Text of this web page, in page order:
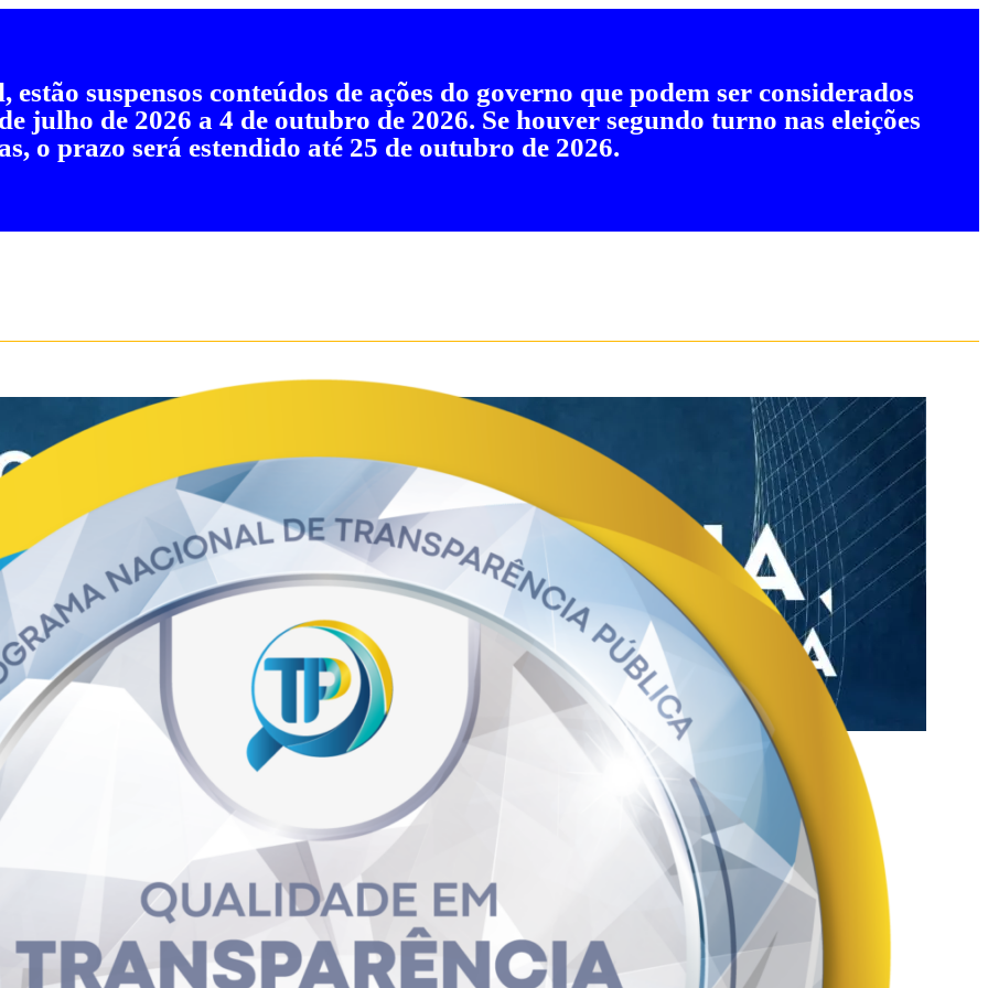
suspensos conteúdos de ações do governo que podem ser considerados
julho de 2026 a 4 de outubro de 2026. Se houver segundo turno nas eleições
o prazo será estendido até 25 de outubro de 2026.